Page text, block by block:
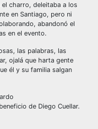
charro, deleitaba a los
en Santiago, pero ni
abandonó el
en el evento.
las palabras, las
ojalá que harta gente
él y su familia salgan
de Diego Cuellar.